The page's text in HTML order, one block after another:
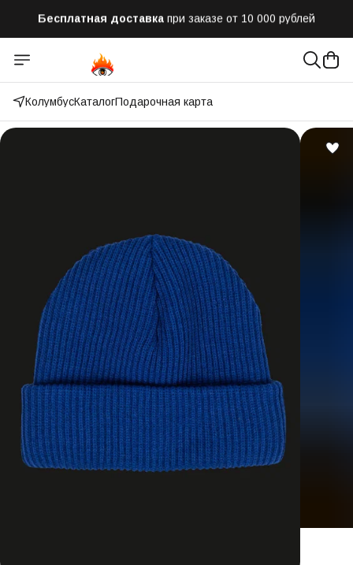
Оплатим до 50% доставки Яндекс.Доставка и СДЭК
КолумбусКаталогПодарочная карта